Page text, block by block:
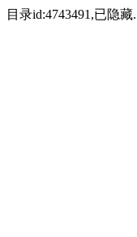
目录id:4743491,已隐藏.